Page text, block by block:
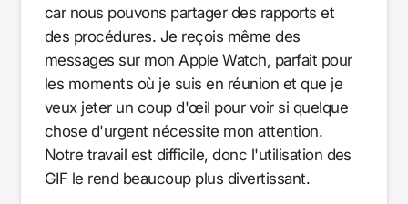
car nous pouvons partager des rapports et
des procédures. Je reçois même des
messages sur mon Apple Watch, parfait pour
les moments où je suis en réunion et que je
veux jeter un coup d'œil pour voir si quelque
chose d'urgent nécessite mon attention.
Notre travail est difficile, donc l'utilisation des
GIF le rend beaucoup plus divertissant.